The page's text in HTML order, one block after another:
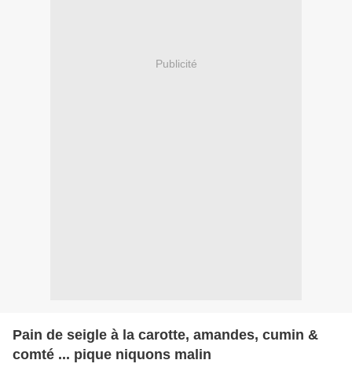
Publicité
Pain de seigle à la carotte, amandes, cumin &
comté ... pique niquons malin